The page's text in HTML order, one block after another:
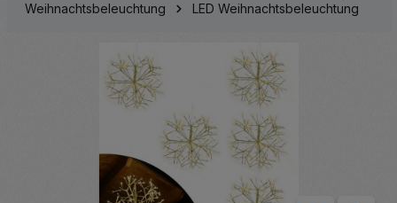
Weihnachtsbeleuchtung
LED Weihnachtsbeleuchtung